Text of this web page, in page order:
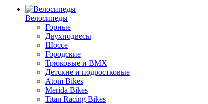
Велосипеды
Горные
Двухподвесы
Шоссе
Городские
Трюковые и BMX
Детские и подростковые
Atom Bikes
Merida Bikes
Titan Racing Bikes